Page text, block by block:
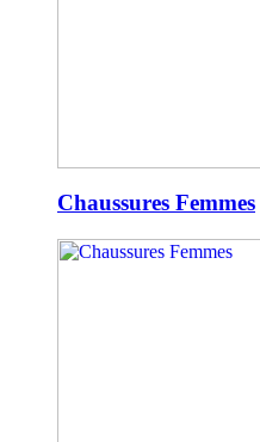
Chaussures Femmes